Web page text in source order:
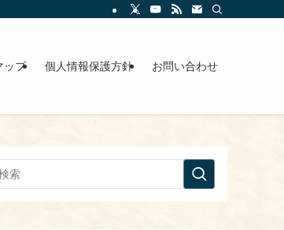
ップ 個人情報保護方針 お問い合わせ